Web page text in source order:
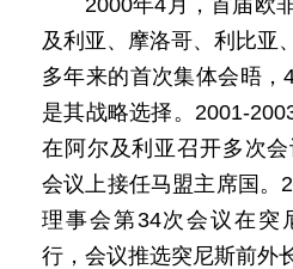
2000年4月，首届欧
及利亚、摩洛哥、利比亚
多年来的首次集体会晤
是其战略选择。2001-
在阿尔及利亚召开多次
会议上接任马盟主席国。
理事会第34次会议在突
行，会议推选突尼斯前外